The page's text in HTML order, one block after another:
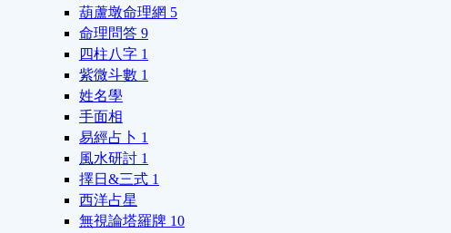
葫蘆墩命理網 5
命理問答 9
四柱八字 1
紫微斗數 1
姓名學
手面相
易經占卜 1
風水研討 1
擇日&三式 1
西洋占星
無視論塔羅牌 10